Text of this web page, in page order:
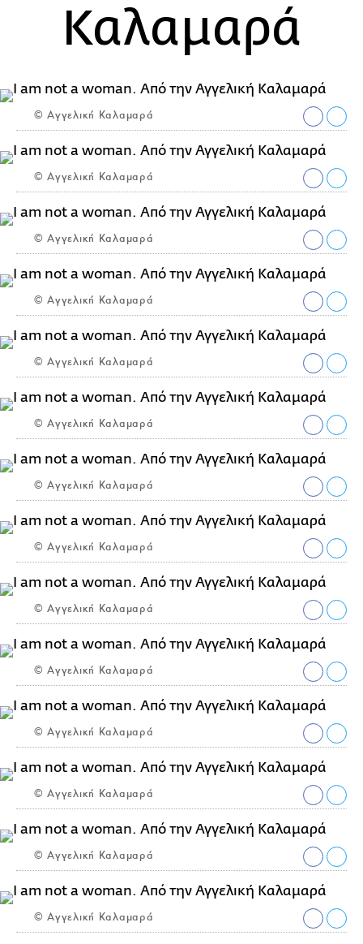
Καλαμαρά
© Αγγελική Καλαμαρά
© Αγγελική Καλαμαρά
© Αγγελική Καλαμαρά
© Αγγελική Καλαμαρά
© Αγγελική Καλαμαρά
© Αγγελική Καλαμαρά
© Αγγελική Καλαμαρά
© Αγγελική Καλαμαρά
© Αγγελική Καλαμαρά
© Αγγελική Καλαμαρά
© Αγγελική Καλαμαρά
© Αγγελική Καλαμαρά
© Αγγελική Καλαμαρά
© Αγγελική Καλαμαρά